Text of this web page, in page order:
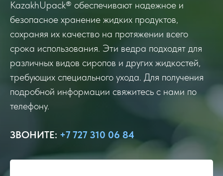
KazakhUpack® обеспечивают надежное и
безопасное хранение жидких продуктов,
сохраняя их качество на протяжении всего
срока использования. Эти ведра подходят для
различных видов сиропов и других жидкостей,
требующих специального ухода. Для получения
подробной информации свяжитесь с нами по
телефону.
ЗВОНИТЕ: +7 727 310 06 84